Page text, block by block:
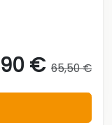
€ 65,50 €